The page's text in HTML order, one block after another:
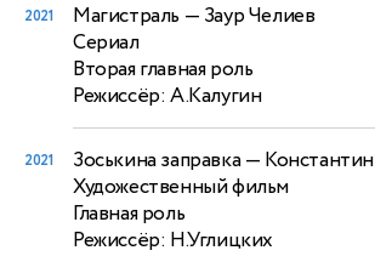
2021 Магистраль — Заур Челиев
Сериал
Вторая главная роль
Режиссёр: А.Калугин
2021 Зоськина заправка— Константин
Художественный фильм
Главная роль
Режиссёр: Н.Углицких